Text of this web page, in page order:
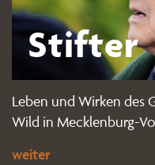
Stifter
Leben und Wirken des
Wild in Mecklenburg-
weiter